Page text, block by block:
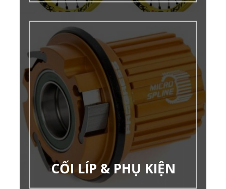
CỐI LÍP & PHỤ KIỆN